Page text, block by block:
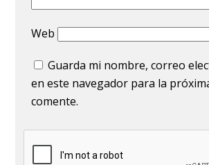
Web
Guarda mi nombre, correo
en este navegador para la
comente.